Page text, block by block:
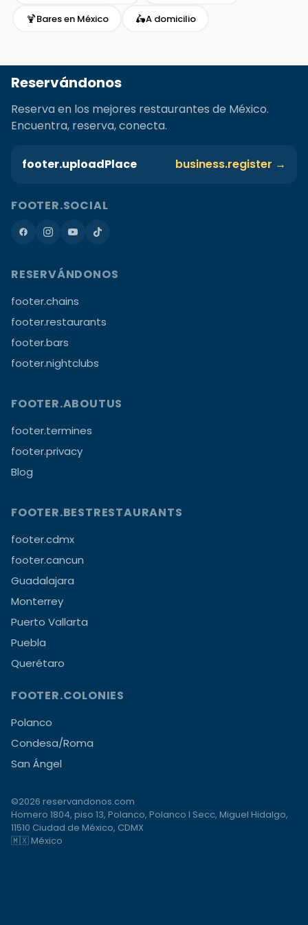
🍹Bares en México 🛵A domicilio
Reservándonos
Reserva en los mejores restaurantes de México.
Encuentra, reserva, conecta.
footer.uploadPlace business.register →
FOOTER.SOCIAL
RESERVÁNDONOS
footer.chains
footer.restaurants
footer.bars
footer.nightclubs
FOOTER.ABOUTUS
footer.termines
footer.privacy
Blog
FOOTER.BESTRESTAURANTS
footer.cdmx
footer.cancun
Guadalajara
Monterrey
Puerto Vallarta
Puebla
Querétaro
FOOTER.COLONIES
Polanco
Condesa/Roma
San Ángel
©2026 reservandonos.com
Homero 1804, piso 13, Polanco, Polanco I Secc, Miguel Hidalgo,
11510 Ciudad de México, CDMX
🇲🇽 México